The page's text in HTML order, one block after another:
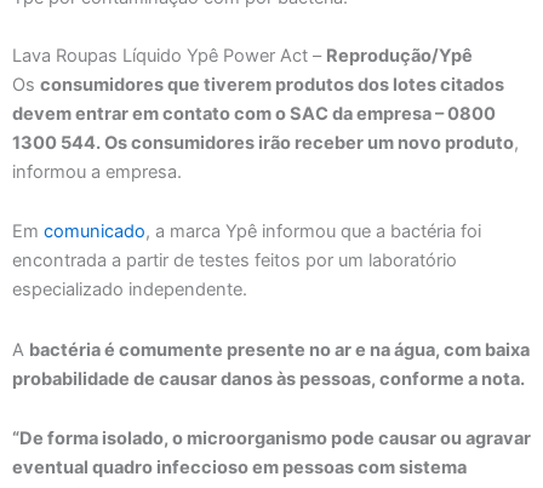
Lava Roupas Líquido Ypê Power Act – Reprodução/Ypê
Os consumidores que tiverem produtos dos lotes citados
devem entrar em contato com o SAC da empresa – 0800
1300 544. Os consumidores irão receber um novo produto,
informou a empresa.
Em comunicado, a marca Ypê informou que a bactéria foi
encontrada a partir de testes feitos por um laboratório
especializado independente.
A bactéria é comumente presente no ar e na água, com baixa
probabilidade de causar danos às pessoas, conforme a nota.
“De forma isolado, o microorganismo pode causar ou agravar
eventual quadro infeccioso em pessoas com sistema